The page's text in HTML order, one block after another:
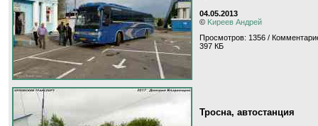
04.05.2013
© Kиpeeв Aндpeй
Просмотров: 1356 /
397 КБ
Тросна, автостанция